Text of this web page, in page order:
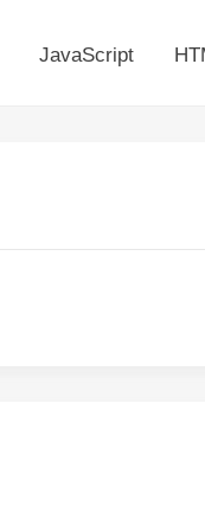
JavaScript